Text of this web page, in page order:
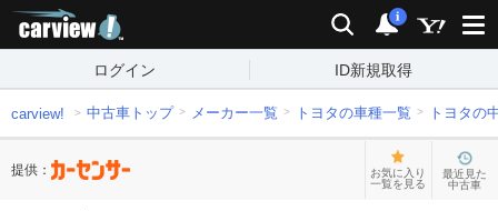
検索 通知
i
ログイン ID新規取得
carview! 中古車トップ メーカー一覧 トヨタの車種一覧 トヨタの
提供：
お気に入り
一覧を見る
最近見た
中古車